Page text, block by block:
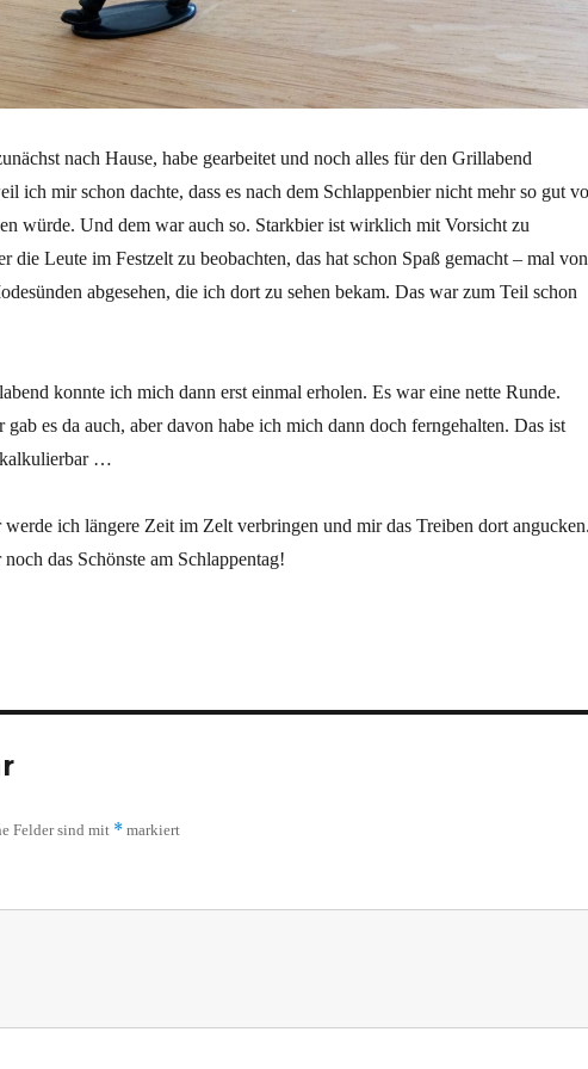
nach Hause, habe gearbeitet und noch alles für den Grillabend
ich mir schon dachte, dass es nach dem Schlappenbier nicht mehr so gut
würde. Und dem war auch so. Starkbier ist wirklich mit Vorsicht zu
die Leute im Festzelt zu beobachten, das hat schon Spaß gemacht – mal von
abgesehen, die ich dort zu sehen bekam. Das war zum Teil schon
konnte ich mich dann erst einmal erholen. Es war eine nette Runde.
gab es da auch, aber davon habe ich mich dann doch ferngehalten. Das ist
…
werde ich längere Zeit im Zelt verbringen und mir das Treiben dort
das Schönste am Schlappentag!
Felder sind mit * markiert